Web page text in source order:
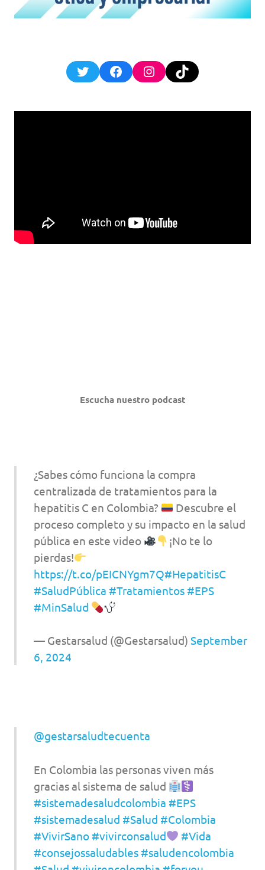
TwitterFacebookInstagram
TikTok
Escucha nuestro podcast
¿Sabes cómo funciona la compra
centralizada de tratamientos para la
hepatitis C en Colombia?
Descubre el
proceso completo y su impacto en la salud
pública en este video
¡No te lo
pierdas!
https://t.co/pEICNYgm7Q#HepatitisC
#SaludPública #Tratamientos #EPS
#MinSalud
— Gestarsalud (@Gestarsalud) September
6, 2024
@gestarsaludtecuenta
En Colombia las personas viven más
gracias al sistema de salud
#sistemadesaludcolombia #EPS
#sistemadesalud #Salud #Colombia
#VivirSano #vivirconsalud
#Vida
#consejossaludables #saludencolombia